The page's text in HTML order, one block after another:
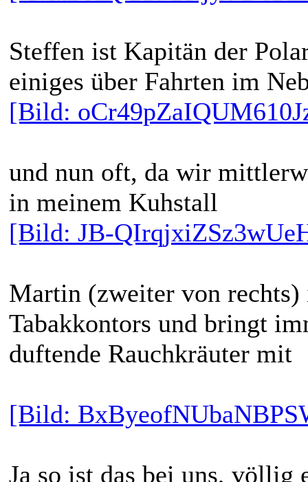
Steffen ist Kapitän der
einiges über Fahrten im
[Bild:
und nun oft, da wir
in meinem Kuhstall
[Bild: JB-
Martin (zweiter von rechts)
Tabakkontors und bringt
duftende Rauchkräuter mit
[Bild:
Ja so ist das bei uns, völlig